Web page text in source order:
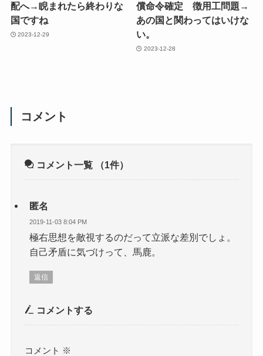
配へ→睨まれたら終わりな
国ですね
2023-12-29
償命令確定 徴用工問題→
あの国と関わってはいけな
い。
2023-12-28
コメント
コメント一覧 （1件）
匿名
2019-11-03 8:04 PM
極右思想を敵視するのだって立派な差別でしょ。
自己矛盾に気づけって、馬鹿。
返信
コメントする
コメント ※